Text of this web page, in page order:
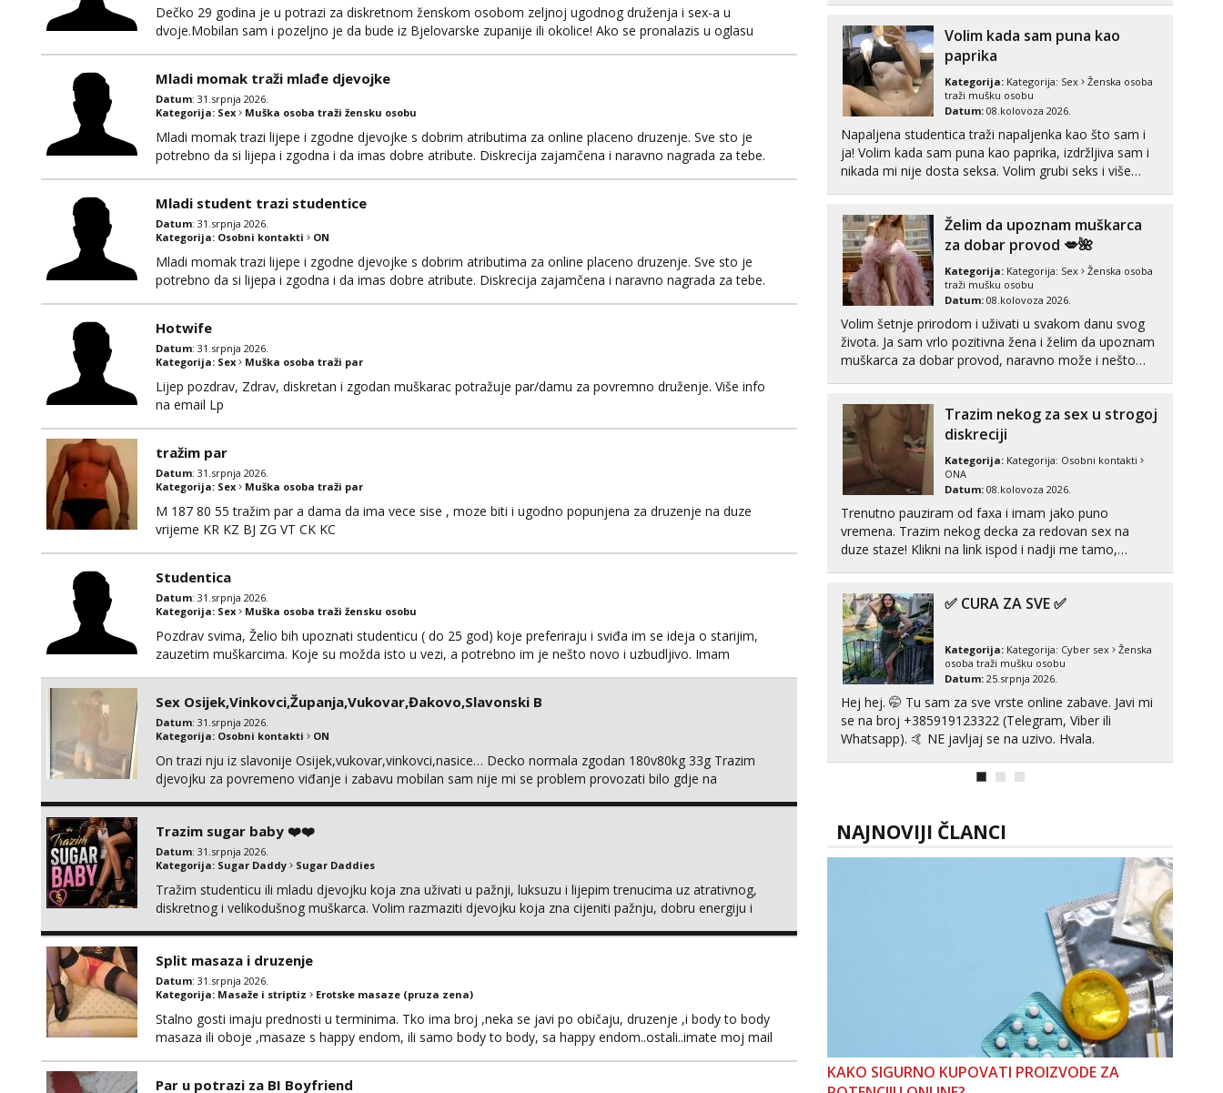
Dečko 29 godina je u potrazi za diskretnom ženskom osobom zeljnoj ugodnog druženja i sex-a u
dvoje.Mobilan sam i pozeljno je da bude iz Bjelovarske zupanije ili okolice! Ako se pronalazis u oglasu
Mladi momak traži mlađe djevojke
Datum: 31.srpnja 2026.
Kategorija: Sex Muška osoba traži žensku osobu
Mladi momak trazi lijepe i zgodne djevojke s dobrim atributima za online placeno druzenje. Sve sto je
potrebno da si lijepa i zgodna i da imas dobre atribute. Diskrecija zajamčena i naravno nagrada za tebe.
Mladi student trazi studentice
Datum: 31.srpnja 2026.
Kategorija: Osobni kontakti ON
Mladi momak trazi lijepe i zgodne djevojke s dobrim atributima za online placeno druzenje. Sve sto je
potrebno da si lijepa i zgodna i da imas dobre atribute. Diskrecija zajamčena i naravno nagrada za tebe.
Hotwife
Datum: 31.srpnja 2026.
Kategorija: Sex Muška osoba traži par
Lijep pozdrav, Zdrav, diskretan i zgodan muškarac potražuje par/damu za povremno druženje. Više info
na email Lp
tražim par
Datum: 31.srpnja 2026.
Kategorija: Sex Muška osoba traži par
M 187 80 55 tražim par a dama da ima vece sise , moze biti i ugodno popunjena za druzenje na duze
vrijeme KR KZ BJ ZG VT CK KC
Studentica
Datum: 31.srpnja 2026.
Kategorija: Sex Muška osoba traži žensku osobu
Pozdrav svima, Želio bih upoznati studenticu ( do 25 god) koje preferiraju i sviđa im se ideja o starijim,
zauzetim muškarcima. Koje su možda isto u vezi, a potrebno im je nešto novo i uzbudljivo. Imam
i od tebe. Potrebna je diskrecija i međusobni dogovor. Tako da bi ti bila moja mala t...
Sex Osijek,Vinkovci,Županja,Vukovar,Đakovo,Slavonski B
Datum: 31.srpnja 2026.
Kategorija: Osobni kontakti ON
On trazi nju iz slavonije Osijek,vukovar,vinkovci,nasice… Decko normala zgodan 180v80kg 33g Trazim
djevojku za povremeno viđanje i zabavu mobilan sam nije mi se problem provozati bilo gdje na
Trazim sugar baby ❤️❤️
Datum: 31.srpnja 2026.
Kategorija: Sugar Daddy Sugar Daddies
Tražim studenticu ili mladu djevojku koja zna uživati u pažnji, luksuzu i lijepim trenucima uz atrativnog,
diskretnog i velikodušnog muškarca. Volim razmaziti djevojku koja zna cijeniti pažnju, dobru energiju i
Split masaza i druzenje
Datum: 31.srpnja 2026.
Kategorija: Masaže i striptiz Erotske masaze (pruza zena)
Stalno gosti imaju prednosti u terminima. Tko ima broj ,neka se javi po običaju, druzenje ,i body to body
masaza ili oboje ,masaze s happy endom, ili samo body to body, sa happy endom..ostali..imate moj mail
Par u potrazi za BI Boyfriend
Tel:064/677-677- Kod: #69
tel:0,93€ - mob:1,12€ min
Obavijesti me kada se oslobodi
Biljana
Razgovaram :)
Tel: 064/677-677- Kod: #132
tel:0,93€ - mob:1,12€ min
Obavijesti me kada se oslobodi
Tel: 064/677-677 - Kod: #133
tel:0,93€ - mob:1,12€ min
Martina
Razgovaram :)
Tel:064/677-677- Kod: #110
tel:0,93€ - mob:1,12€ min
Obavijesti me kada se oslobodi
Ivančica
Razgovaram :)
Tel:
tel:0,93€ - mob:1,12€ min
Obavijesti me kada se oslobodi
Zara
Čekam tvoj poziv!
Tel:064/677-677 - Kod: #123
tel:0,93€ - mob:1,12€ min
Anđela
Čekam tvoj poziv!
Tel: 064/677-677- Kod: #142
tel:0,93€ - mob:1,12€ min
Volim kada sam puna kao
paprika
Kategorija: Kategorija: Sex
Ženska osoba
traži mušku osobu
Datum: 08.kolovoza 2026.
Napaljena studentica traži napaljenka kao što sam i
ja! Volim kada sam puna kao paprika, izdržljiva sam i
nikada mi nije dosta seksa. Volim grubi seks i više
cekam te!
Želim da upoznam muškarca
za dobar provod 💋🌺
Kategorija: Kategorija: Sex
Ženska osoba
traži mušku osobu
Datum: 08.kolovoza 2026.
Volim šetnje prirodom i uživati u svakom danu svog
života. Ja sam vrlo pozitivna žena i želim da upoznam
muškarca za dobar provod, naravno može i nešto
Trazim nekog za sex u strogoj
diskreciji
Kategorija: Kategorija: Osobni kontakti
ONA
Datum: 08.kolovoza 2026.
Trenutno pauziram od faxa i imam jako puno
vremena. Trazim nekog decka za redovan sex na
duze staze! Klikni na link ispod i nadji me tamo,
✅ CURA ZA SVE ✅
Kategorija: Kategorija: Cyber sex
Ženska
osoba traži mušku osobu
Datum: 25.srpnja 2026.
Hej hej. 🤭 Tu sam za sve vrste online zabave. Javi mi
se na broj +385919123322 (Telegram, Viber ili
Whatsapp). 🤙 NE javljaj se na uzivo. Hvala.
NAJNOVIJI ČLANCI
KAKO SIGURNO KUPOVATI PROIZVODE ZA